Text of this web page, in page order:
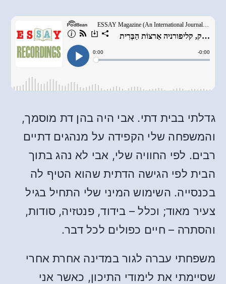
גדלתי בבית דתי. אבי היה בהן דת מוסמך,
והמשפחה שלי הקפידה על מנהגים דתיים
רבים. לפי החוויה שלי, אבי לא נהג בתוך
הבית לפי הגישה הדתית שהוא הטיף לה
בכנסייה. השימוש המיני שלי התחיל בגיל
צעיר מאוד; וכלל – בידוד, פנטזיה, סודות,
והסתרה – חיים כפולים לכל דבר.
משפחתי עברה לגור במדינה אחרת אחרי
שסיימתי את לימודי התיכון, כאשר אני